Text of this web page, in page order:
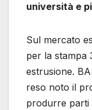
università e
Sul mercato
per la stampa
estrusione.
reso noto il
produrre parti